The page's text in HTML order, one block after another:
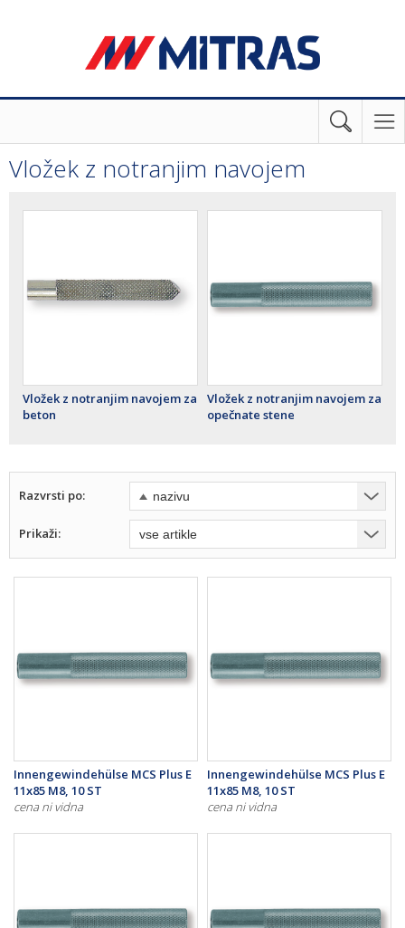
Vložek z notranjim navojem
Vložek z notranjim navojem za
beton
Vložek z notranjim navojem za
opečnate stene
Razvrsti po:
Prikaži:
Innengewindehülse MCS Plus E
11x85 M8, 10 ST
cena ni vidna
Innengewindehülse MCS Plus E
11x85 M8, 10 ST
cena ni vidna